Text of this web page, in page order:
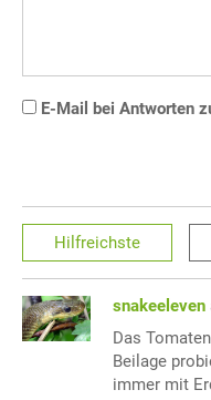
E-Mail bei Antworten
Hilfreichste
snakeeleven
Das
Beilage
immer mit